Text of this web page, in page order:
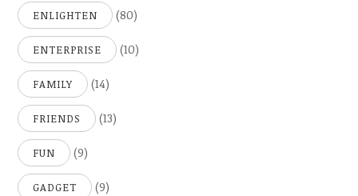
ENLIGHTEN (80)
ENTERPRISE (10)
FAMILY (14)
FRIENDS (13)
FUN (9)
GADGET (9)